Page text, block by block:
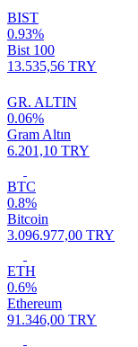
BIST
0.93%
Bist 100
13.535,56 TRY
GR. ALTIN
0.06%
Gram Altın
6.201,10 TRY
BTC
0.8%
Bitcoin
3.096.977,00 TRY
ETH
0.6%
Ethereum
91.346,00 TRY